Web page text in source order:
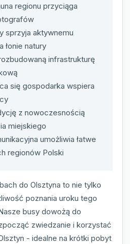
regionu przyciąga
sprzyja aktywnemu
łonie natury
infrastrukturę
się gospodarka wspiera
z nowoczesnością
miejskiego
umożliwia łatwe
regionów Polski
do Olsztyna to nie tylko
poznania uroku tego
busy dowożą do
zwiedzanie i korzystać
- idealne na krótki pobyt